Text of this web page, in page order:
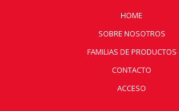
HOME
SOBRE NOSOTROS
FAMILIAS DE PRODUCTOS
CONTACTO
ACCESO